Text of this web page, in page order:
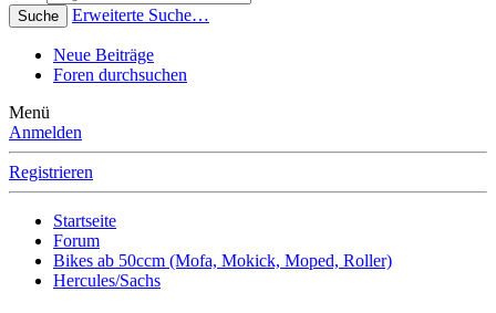
Suche Erweiterte Suche…
Neue Beiträge
Foren durchsuchen
Menü
Anmelden
Registrieren
Startseite
Forum
Bikes ab 50ccm (Mofa, Mokick, Moped, Roller)
Hercules/Sachs